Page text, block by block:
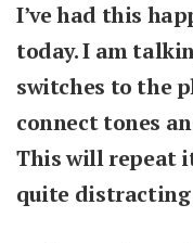
I’ve had this
today. I am
switches to the
connect tones
This will repeat
quite